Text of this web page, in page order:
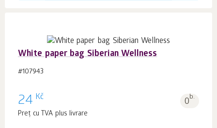
White paper bag Siberian Wellness
#107943
24 Kč 0b.
Preț cu TVA plus livrare